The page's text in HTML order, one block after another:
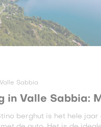
Sabbia
in Valle Sabbia:
berghut is het hele jaar